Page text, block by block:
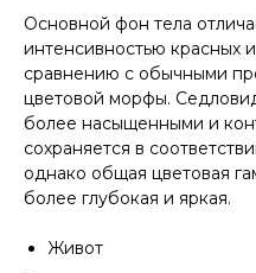
Основной фон тела
интенсивностью красных
сравнению с обычными
цветовой морфы.
более насыщенными и
сохраняется в
однако общая цветовая
более глубокая и яркая.
Живот